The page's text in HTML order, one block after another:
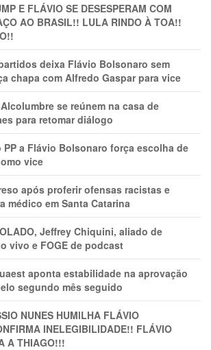
E FLÁVIO SE DESESPERAM COM
AO BRASIL!! LULA RINDO À TOA!!
deixa Flávio Bolsonaro sem
chapa com Alfredo Gaspar para vice
se reúnem na casa de
para retomar diálogo
PP a Flávio Bolsonaro força escolha de
vice
após proferir ofensas racistas e
médico em Santa Catarina
Jeffrey Chiquini, aliado de
vivo e FOGE de podcast
aponta estabilidade na aprovação
segundo mês seguido
NUNES HUMlLHA FLÁVIO
INELEGIBILIDADE!! FLÁVIO
A THIAGO!!!